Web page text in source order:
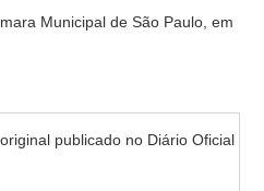
Municipal de São Paulo, em
publicado no Diário Oficial